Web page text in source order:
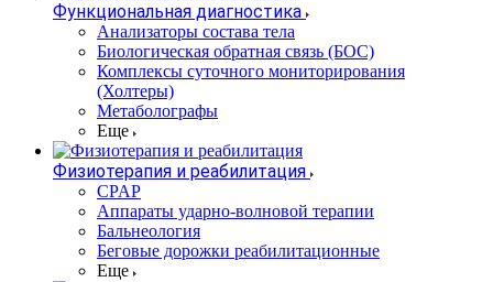
Функциональная диагностика
Анализаторы состава тела
Биологическая обратная связь (БОС)
Комплексы суточного мониторирования
(Холтеры)
Метаболографы
Еще
Физиотерапия и реабилитация
CPAP
Аппараты ударно-волновой терапии
Бальнеология
Беговые дорожки реабилитационные
Еще